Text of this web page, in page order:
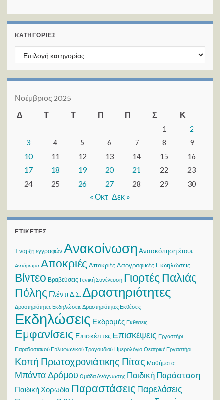
KΑΤΗΓΟΡΊΕΣ
Kατηγορίες
Νοέμβριος 2025
Δ
Τ Τ Π Π Σ
Κ
1
2
3
4 5 6 7 8
9
10
11 12 13 14 15
16
17
18 19 20 21 22
23
24
25 26 27 28 29
30
« Οκτ Δεκ »
ΕΤΙΚΈΤΕΣ
Έναρξη εγγραφών Ανακοίνωση Ανασκόπηση έτους
Αντάμωμα Αποκριές Αποκριές Λαογραφικές Εκδηλώσεις
Βίντεο Βραβεύσεις Γενική Συνέλευση Γιορτές Παλιάς
Πόλης ΓλέντιΔ.Σ. Δραστηριότητες
Δραστηριότητες Εκδηλώσεις Δραστηριότητες Εκθέσεις
Εκδηλώσεις Εκδρομές Εκθέσεις
Εμφανίσεις Επισκέπτες Επισκέψεις Εργαστήρι
Παραδοσιακού Πολυφωνικού Τραγουδιού Ημερολόγιο Θεατρικό Εργαστήρι
Κοπή Πρωτοχρονιάτικης Πίτας Μαθήματα
Μπάντα Δρόμου Ομάδα Ανάγνωσης Παιδική Παράσταση
Παιδική Χορωδία Παραστάσεις Παρελάσεις